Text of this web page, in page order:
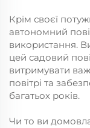
Крім своєї
автономний
використання.
цей садовий
витримувати
повітрі та
багатьох років.
Чи то ви